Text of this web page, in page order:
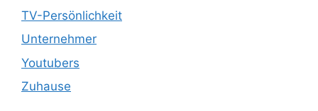
TV-Persönlichkeit
Unternehmer
Youtubers
Zuhause